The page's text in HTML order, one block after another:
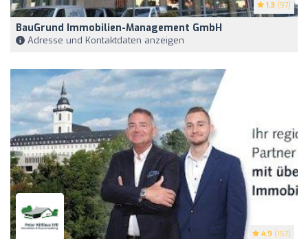
1.3 (97)
BauGrund Immobilien-Management GmbH
Adresse und Kontaktdaten anzeigen
4.9 (157)